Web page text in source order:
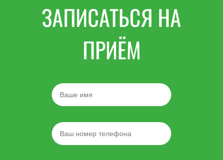
ЗАПИСАТЬСЯ НА
ПРИЁМ